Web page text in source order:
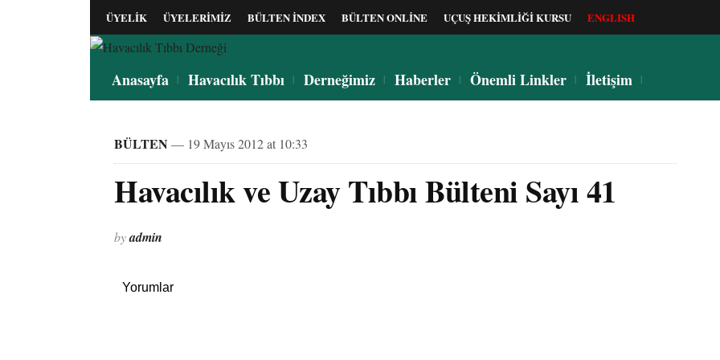
ÜYELİK ÜYELERİMİZ BÜLTEN İNDEX BÜLTEN ONLİNE UÇUŞ HEKİMLİĞİ KURSU ENGLISH
Anasayfa Havacılık Tıbbı Derneğimiz Haberler Önemli Linkler İletişim
BÜLTEN — 19 Mayıs 2012 at 10:33
Havacılık ve Uzay Tıbbı Bülteni Sayı 41
byadmin
Yorumlar